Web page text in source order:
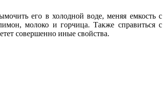
его в холодной воде, меняя емкость с
молоко и горчица. Также справиться с
совершенно иные свойства.